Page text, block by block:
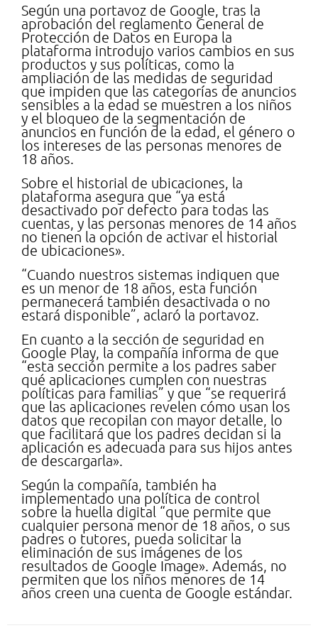
Según una portavoz de Google, tras la
aprobación del reglamento General de
Protección de Datos en Europa la
plataforma introdujo varios cambios en sus
productos y sus políticas, como la
ampliación de las medidas de seguridad
que impiden que las categorías de anuncios
sensibles a la edad se muestren a los niños
y el bloqueo de la segmentación de
anuncios en función de la edad, el género o
los intereses de las personas menores de
18 años.
Sobre el historial de ubicaciones, la
plataforma asegura que “ya está
desactivado por defecto para todas las
cuentas, y las personas menores de 14 años
no tienen la opción de activar el historial
de ubicaciones».
“Cuando nuestros sistemas indiquen que
es un menor de 18 años, esta función
permanecerá también desactivada o no
estará disponible”, aclaró la portavoz.
En cuanto a la sección de seguridad en
Google Play, la compañía informa de que
“esta sección permite a los padres saber
qué aplicaciones cumplen con nuestras
políticas para familias” y que “se requerirá
que las aplicaciones revelen cómo usan los
datos que recopilan con mayor detalle, lo
que facilitará que los padres decidan si la
aplicación es adecuada para sus hijos antes
de descargarla».
Según la compañía, también ha
implementado una política de control
sobre la huella digital “que permite que
cualquier persona menor de 18 años, o sus
padres o tutores, pueda solicitar la
eliminación de sus imágenes de los
resultados de Google Image». Además, no
permiten que los niños menores de 14
años creen una cuenta de Google estándar.